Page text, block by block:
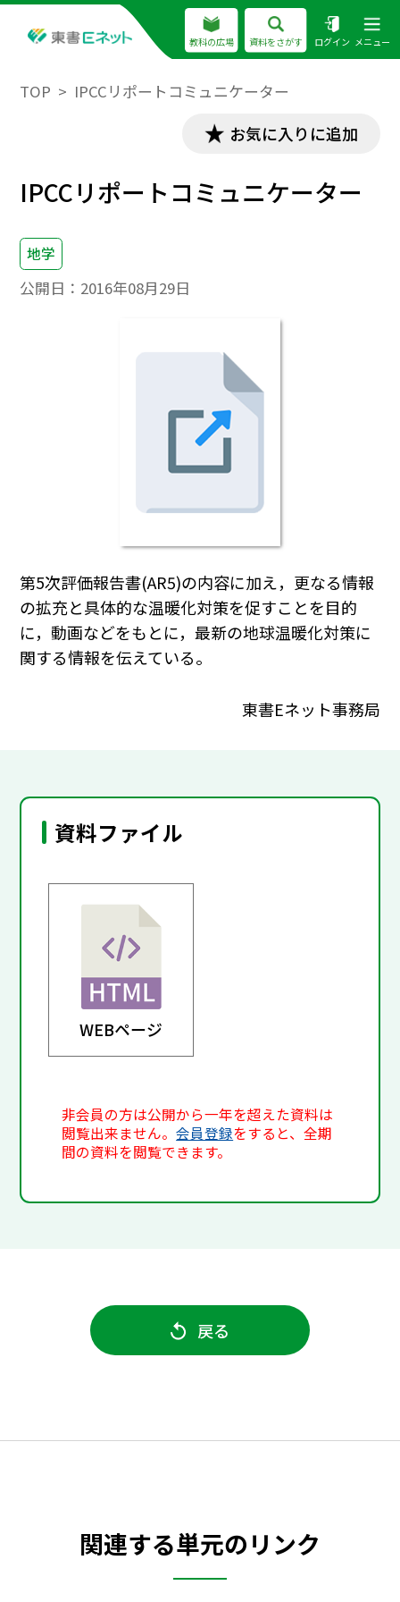
教科の広場 資料をさがす ログイン メニュー
TOP IPCCリポートコミュニケーター
お気に入りに追加
IPCCリポートコミュニケーター
地学
公開日： 2016年08月29日
第5次評価報告書(AR5)の内容に加え，更なる情報
の拡充と具体的な温暖化対策を促すことを目的
に，動画などをもとに，最新の地球温暖化対策に
関する情報を伝えている。
東書Eネット事務局
資料ファイル
WEBページ
非会員の方は公開から一年を超えた資料は
閲覧出来ません。会員登録をすると、全期
間の資料を閲覧できます。
戻る
関連する単元のリンク